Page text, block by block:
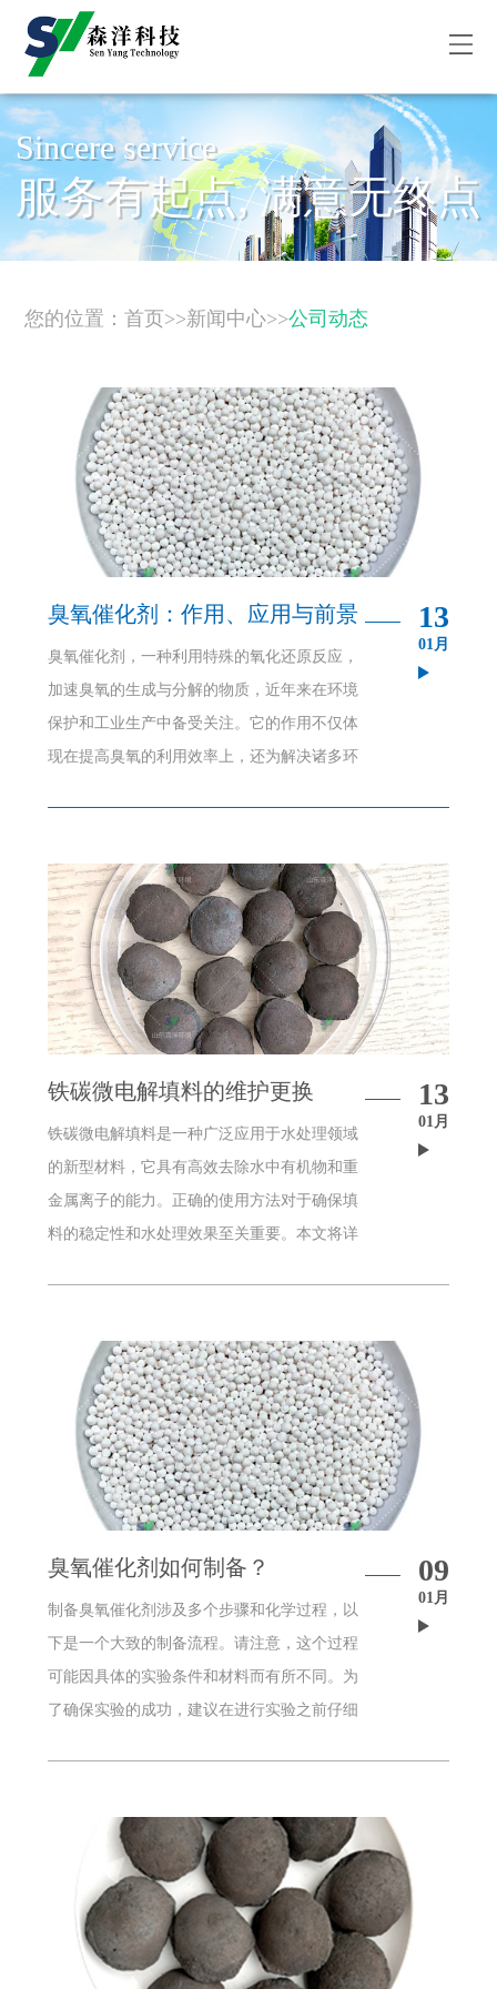
Sincere service
服务有起点, 满意无终点
您的位置：首页>>新闻中心>>公司动态
臭氧催化剂：作用、应用与前景
臭氧催化剂，一种利用特殊的氧化还原反应，
加速臭氧的生成与分解的物质，近年来在环境
保护和工业生产中备受关注。它的作用不仅体
现在提高臭氧的利用效率上，还为解决诸多环
化为臭氧。而当环境中臭
13
01月
铁碳微电解填料的维护更换
铁碳微电解填料是一种广泛应用于水处理领域
的新型材料，它具有高效去除水中有机物和重
金属离子的能力。正确的使用方法对于确保填
料的稳定性和水处理效果至关重要。本文将详
成的，具有较大的比表
13
01月
臭氧催化剂如何制备？
制备臭氧催化剂涉及多个步骤和化学过程，以
下是一个大致的制备流程。请注意，这个过程
可能因具体的实验条件和材料而有所不同。为
了确保实验的成功，建议在进行实验之前仔细
化剂载体：常用的载体包
09
01月